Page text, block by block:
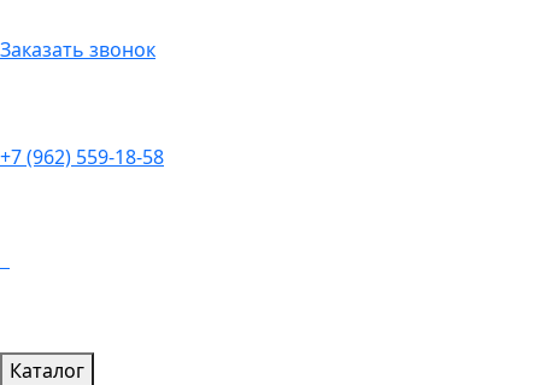
Заказать звонок
+7 (962) 559-18-58
Каталог